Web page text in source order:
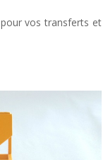
vos transferts et